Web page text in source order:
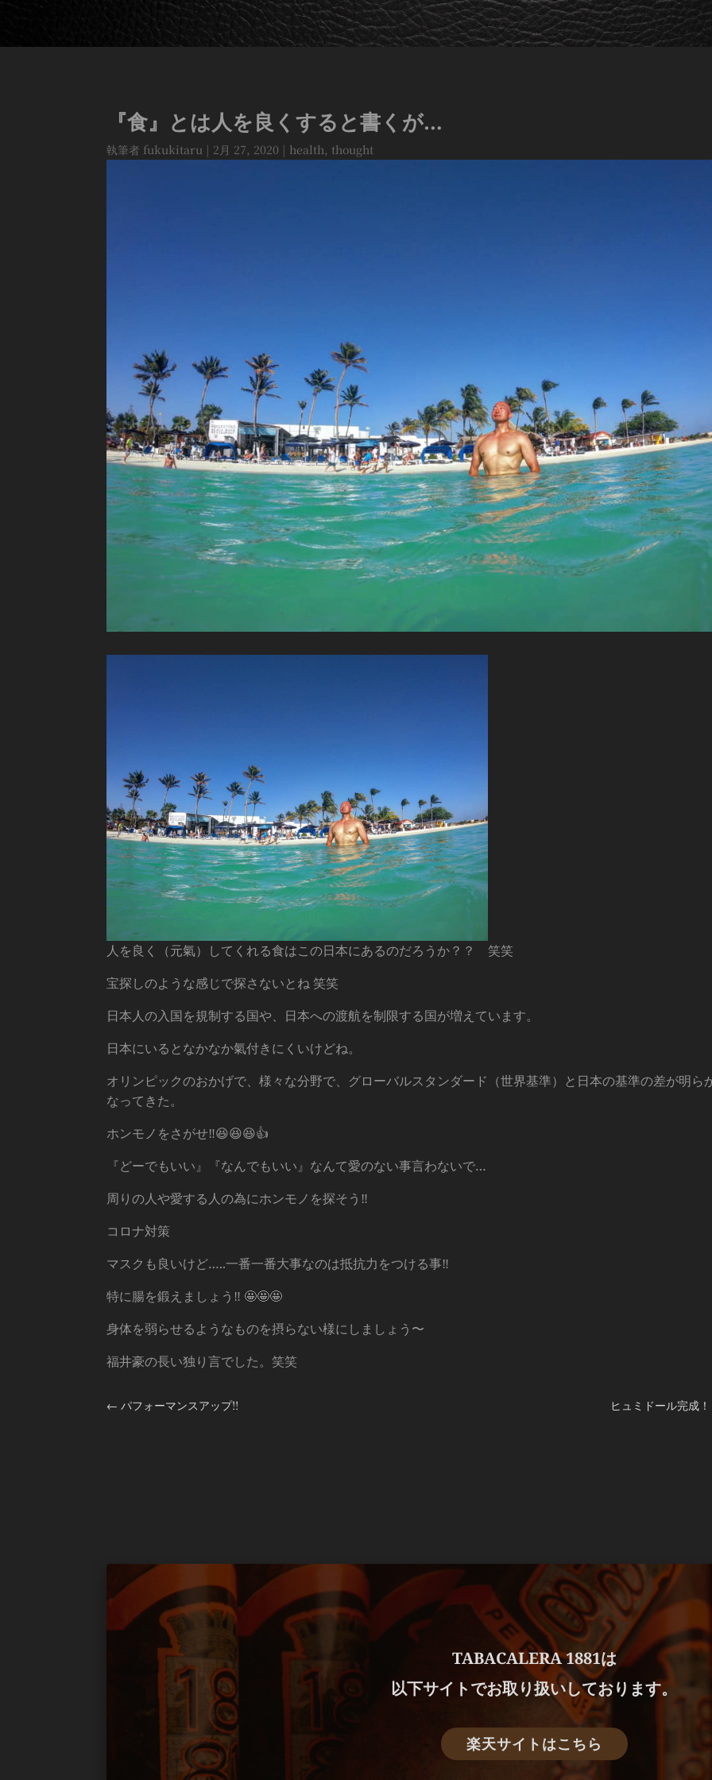
『食』とは人を良くすると書くが…
執筆者 fukukitaru | 2月 27, 2020 | health, thought
人を良く（元氣）してくれる食はこの日本にあるのだろうか？？ 笑笑
宝探しのような感じで探さないとね 笑笑
日本人の入国を規制する国や、日本への渡航を制限する国が増えています。
日本にいるとなかなか氣付きにくいけどね。
オリンピックのおかげで、様々な分野で、グローバルスタンダード（世界基準）と日本の基準の差が明ら
なってきた。
ホンモノをさがせ‼️😆😆😆👍
『どーでもいい』『なんでもいい』なんて愛のない事言わないで…
周りの人や愛する人の為にホンモノを探そう‼️
コロナ対策
マスクも良いけど…..一番一番大事なのは抵抗力をつける事‼️
特に腸を鍛えましょう‼️ 🤩🤩🤩
身体を弱らせるようなものを摂らない様にしましょう〜
福井豪の長い独り言でした。笑笑
←パフォーマンスアップ!! ヒュミドール完成！
TABACALERA 1881は
以下サイトでお取り扱いしております。
楽天サイトはこちら